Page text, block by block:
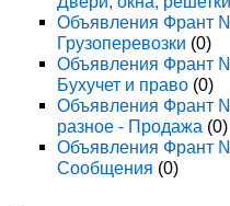
Объявления Франт
Грузоперевозки (0)
Объявления Франт
Бухучет и право (0)
Объявления Франт
разное - Продажа (0)
Объявления Франт
Сообщения (0)